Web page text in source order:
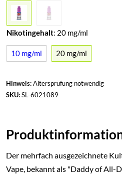
Nikotingehalt: 20 mg/ml
10 mg/ml 20 mg/ml
Hinweis:Altersprüfung notwendig
SKU:SL-6021089
Der mehrfach ausgezeichnete
Vape, bekannt als "Daddy of All-